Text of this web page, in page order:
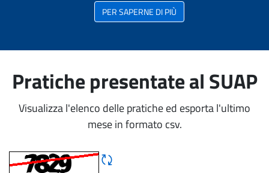
PER SAPERNE DI PIÙ
Pratiche presentate al SUAP
Visualizza l'elenco delle pratiche ed esporta l'ultimo
mese in formato csv.
Rigene CAPTCHA